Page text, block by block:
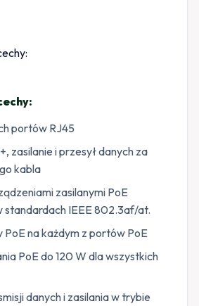
portów RJ45
zasilanie i przesył danych za
kabla
zasilanymi PoE
standardach IEEE 802.3af/at.
PoE na każdym z portów PoE
PoE do 120 W dla wszystkich
danych i zasilania w trybie